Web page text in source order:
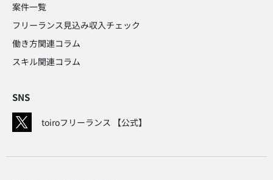
案件一覧
フリーランス見込み収入チェック​
働き方関連コラム​
スキル関連コラム​
SNS
toiroフリーランス 【公式】